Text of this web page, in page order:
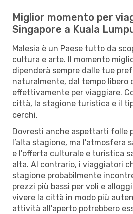
Miglior momento per
Singapore a Kuala
Malesia è un Paese tutto da
cultura e arte. Il momento
dipenderà sempre dalle tue
naturalmente, dal tempo libero
effettivamente per viaggiare.
città, la stagione turistica e il
cerchi.
Dovresti anche aspettarti folle
l’alta stagione, ma l'atmosfera
e l'offerta culturale e turistica
alta. Al contrario, i viaggiatori
stagione probabilmente
prezzi più bassi per voli e
vivere la città in modo più
attività all'aperto potrebbero